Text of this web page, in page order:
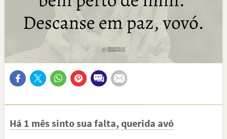
Há 1 mês sinto sua falta, querida avó